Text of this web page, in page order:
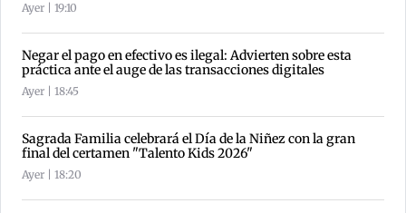
Ayer | 19:10
Negar el pago en efectivo es ilegal: Advierten sobre esta
práctica ante el auge de las transacciones digitales
Ayer | 18:45
Sagrada Familia celebrará el Día de la Niñez con la gran
final del certamen "Talento Kids 2026"
Ayer | 18:20